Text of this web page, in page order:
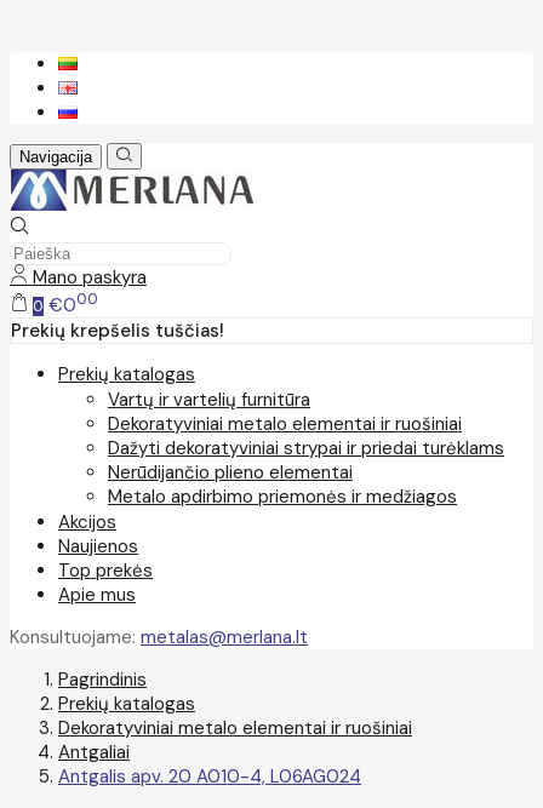
Navigacija
Mano paskyra
0 €000
Prekių krepšelis tuščias!
Prekių katalogas
Vartų ir vartelių furnitūra
Dekoratyviniai metalo elementai ir ruošiniai
Dažyti dekoratyviniai strypai ir priedai turėklams
Nerūdijančio plieno elementai
Metalo apdirbimo priemonės ir medžiagos
Akcijos
Naujienos
Top prekės
Apie mus
Konsultuojame: metalas@merlana.lt
Pagrindinis
Prekių katalogas
Dekoratyviniai metalo elementai ir ruošiniai
Antgaliai
Antgalis apv. 20 A010-4, L06AG024